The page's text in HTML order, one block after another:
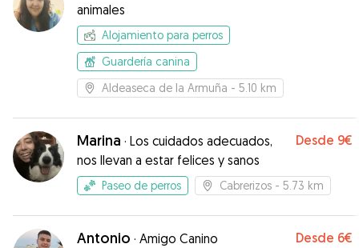
animales
Alojamiento para perros
Guardería canina
Aldeaseca de la Armuña - 5.10 km
Marina · Los cuidados adecuados,
nos llevan a estar felices y sanos
Desde 9€
Paseo de perros Cabrerizos - 5.73 km
Antonio · Amigo Canino Desde 6€